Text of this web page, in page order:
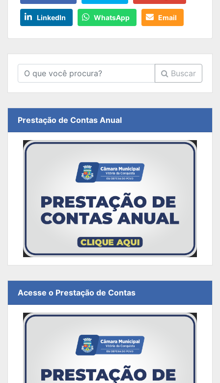
LinkedIn WhatsApp Email
Buscar
Prestação de Contas Anual
Acesse o Prestação de Contas